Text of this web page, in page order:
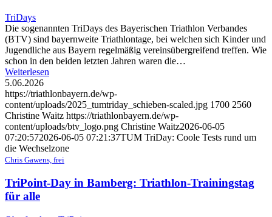
TriDays
Die sogenannten TriDays des Bayerischen Triathlon Verbandes
(BTV) sind bayernweite Triathlontage, bei welchen sich Kinder und
Jugendliche aus Bayern regelmäßig vereinsübergreifend treffen. Wie
schon in den beiden letzten Jahren waren die…
Weiterlesen
5.06.2026
https://triathlonbayern.de/wp-
content/uploads/2025_tumtriday_schieben-scaled.jpg 1700 2560
Christine Waitz https://triathlonbayern.de/wp-
content/uploads/btv_logo.png Christine Waitz2026-06-05
07:20:572026-06-05 07:21:37TUM TriDay: Coole Tests rund um
die Wechselzone
Chris Gawens, frei
TriPoint-Day in Bamberg: Triathlon-Trainingstag
für alle